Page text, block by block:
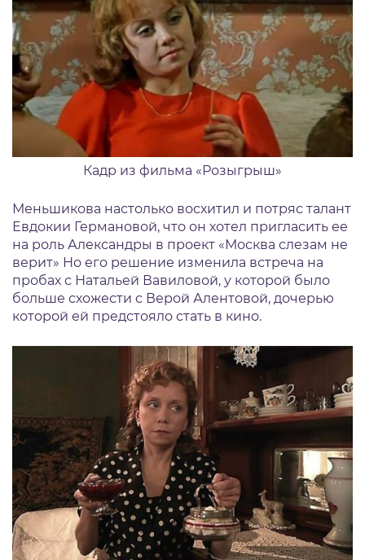
Кадр из фильма «Розыгрыш»
Меньшикова настолько восхитил и потряс талант
Евдокии Германовой, что он хотел пригласить ее
на роль Александры в проект «Москва слезам не
верит» Но его решение изменила встреча на
пробах с Натальей Вавиловой, у которой было
больше схожести с Верой Алентовой, дочерью
которой ей предстояло стать в кино.